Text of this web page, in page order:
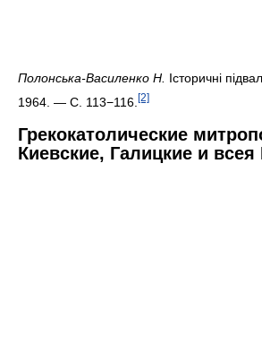
Полонська-Василенко Н. Історичні
1964. — С. 113−116. [2]
Грекокатолические
Киевские, Галицкие и всея